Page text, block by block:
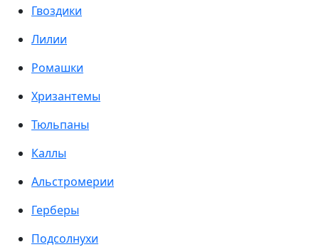
Гвоздики
Лилии
Ромашки
Хризантемы
Тюльпаны
Каллы
Альстромерии
Герберы
Подсолнухи